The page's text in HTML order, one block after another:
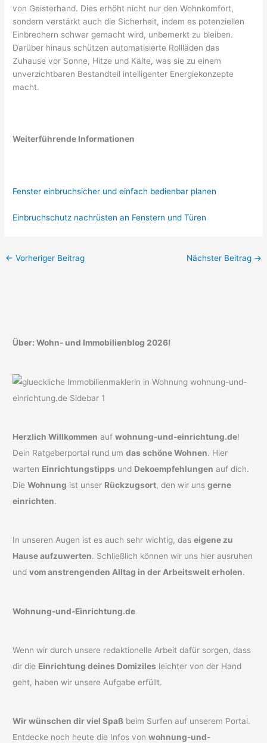
von Geisterhand. Dies erhöht nicht nur den Wohnkomfort,
sondern verstärkt auch die Sicherheit, indem es potenziellen
Einbrechern schwer gemacht wird, unbemerkt zu bleiben.
Darüber hinaus schützen automatisierte Rollläden das
Zuhause vor Sonne, Hitze und Kälte, was sie zu einem
unverzichtbaren Bestandteil intelligenter Energiekonzepte
macht.
Weiterführende Informationen
Fenster einbruchsicher und einfach bedienbar planen
Einbruchschutz nachrüsten an Fenstern und Türen
← Vorheriger Beitrag Nächster Beitrag →
Über: Wohn- und Immobilienblog 2026!
Herzlich Willkommen aufwohnung-und-einrichtung.de!
Dein Ratgeberportal rund umdas schöne Wohnen. Hier
warten Einrichtungstipps und Dekoempfehlungen auf dich.
DieWohnung ist unser Rückzugsort, den wir unsgerne
einrichten.
In unseren Augen ist es auch sehr wichtig, daseigene zu
Hause aufzuwerten. Schließlich können wir uns hier ausruhen
undvom anstrengenden Alltag in der Arbeitswelt erholen.
Wohnung-und-Einrichtung.de
Wenn wir durch unsere redaktionelle Arbeit dafür sorgen, dass
dir die Einrichtung deines Domiziles leichter von der Hand
geht, haben wir unsere Aufgabe erfüllt.
Wir wünschen dir viel Spaß beim Surfen auf unserem Portal.
Entdecke noch heute die Infos vonwohnung-und-